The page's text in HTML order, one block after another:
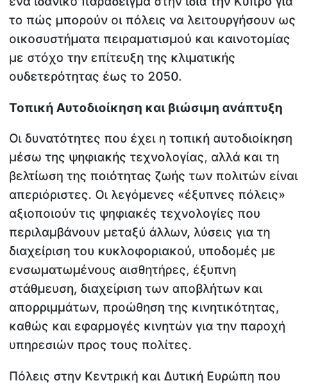
το πώς μπορούν οι πόλεις να λειτουργήσουν ως
οικοσυστήματα πειραματισμού και καινοτομίας
με στόχο την επίτευξη της κλιματικής
ουδετερότητας έως το 2050.
Τοπική Αυτοδιοίκηση και βιώσιμη ανάπτυξη
Οι δυνατότητες που έχει η τοπική αυτοδιοίκηση
μέσω της ψηφιακής τεχνολογίας, αλλά και τη
βελτίωση της ποιότητας ζωής των πολιτών είναι
απεριόριστες. Οι λεγόμενες «έξυπνες πόλεις»
αξιοποιούν τις ψηφιακές τεχνολογίες που
περιλαμβάνουν μεταξύ άλλων, λύσεις για τη
διαχείριση του κυκλοφοριακού, υποδομές με
ενσωματωμένους αισθητήρες, έξυπνη
στάθμευση, διαχείριση των αποβλήτων και
απορριμμάτων, προώθηση της κινητικότητας,
καθώς και εφαρμογές κινητών για την παροχή
υπηρεσιών προς τους πολίτες.
Πόλεις στην Κεντρική και Δυτική Ευρώπη που